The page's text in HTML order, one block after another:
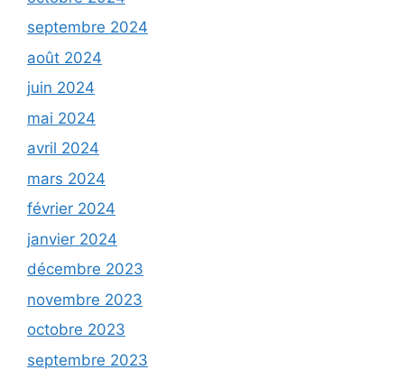
septembre 2024
août 2024
juin 2024
mai 2024
avril 2024
mars 2024
février 2024
janvier 2024
décembre 2023
novembre 2023
octobre 2023
septembre 2023